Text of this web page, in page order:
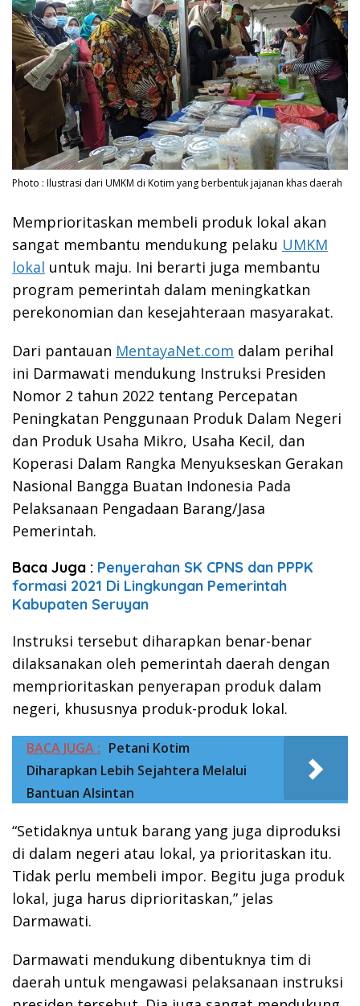
Photo : Ilustrasi dari UMKM di Kotim yang berbentuk jajanan khas daerah
Memprioritaskan membeli produk lokal akan
sangat membantu mendukung pelaku UMKM
lokal untuk maju. Ini berarti juga membantu
program pemerintah dalam meningkatkan
perekonomian dan kesejahteraan masyarakat.
Dari pantauan MentayaNet.com dalam perihal
ini Darmawati mendukung Instruksi Presiden
Nomor 2 tahun 2022 tentang Percepatan
Peningkatan Penggunaan Produk Dalam Negeri
dan Produk Usaha Mikro, Usaha Kecil, dan
Koperasi Dalam Rangka Menyukseskan Gerakan
Nasional Bangga Buatan Indonesia Pada
Pelaksanaan Pengadaan Barang/Jasa
Pemerintah.
Baca Juga : Penyerahan SK CPNS dan PPPK
formasi 2021 Di Lingkungan Pemerintah
Kabupaten Seruyan
Instruksi tersebut diharapkan benar-benar
dilaksanakan oleh pemerintah daerah dengan
memprioritaskan penyerapan produk dalam
negeri, khususnya produk-produk lokal.
BACA JUGA : Petani Kotim
Diharapkan Lebih Sejahtera Melalui
Bantuan Alsintan
“Setidaknya untuk barang yang juga diproduksi
di dalam negeri atau lokal, ya prioritaskan itu.
Tidak perlu membeli impor. Begitu juga produk
lokal, juga harus diprioritaskan,” jelas
Darmawati.
Darmawati mendukung dibentuknya tim di
daerah untuk mengawasi pelaksanaan instruksi